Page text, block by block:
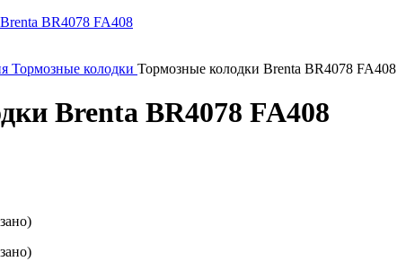
Тормозные колодки Тормозные колодки Brenta BR4078 FA408
Brenta BR4078 FA408